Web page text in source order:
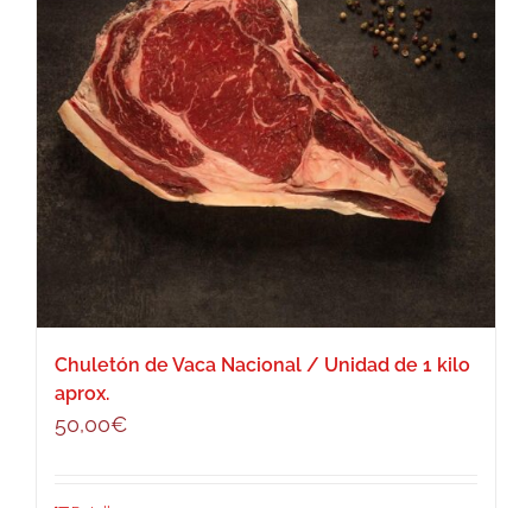
Chuletón de Vaca Nacional / Unidad de 1 kilo
aprox.
50,00€